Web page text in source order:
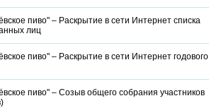
пиво" – Раскрытие в сети Интернет списка
лиц
пиво" – Раскрытие в сети Интернет годового
пиво" – Созыв общего собрания участников